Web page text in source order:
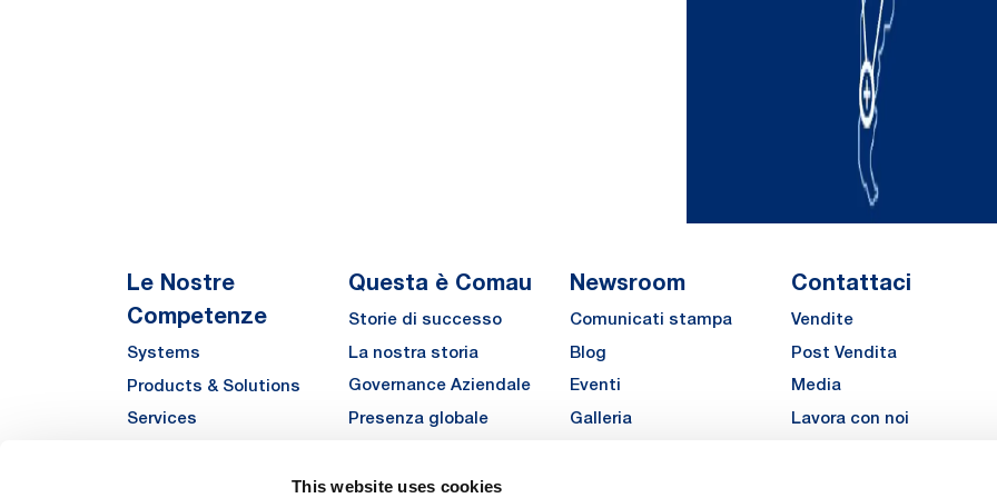
This website uses cookies
Le Nostre
Competenze
Systems
Products & Solutions
Services
Questa è Comau
Storie di successo
La nostra storia
Governance Aziendale
Presenza globale
Sostenibilità
Newsroom
Comunicati stampa
Blog
Eventi
Galleria
Contattaci
Vendite
Post Vendita
Media
Lavora con noi